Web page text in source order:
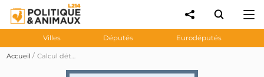
Villes Députés Eurodéputés
Accueil Calcul détaillé des notes